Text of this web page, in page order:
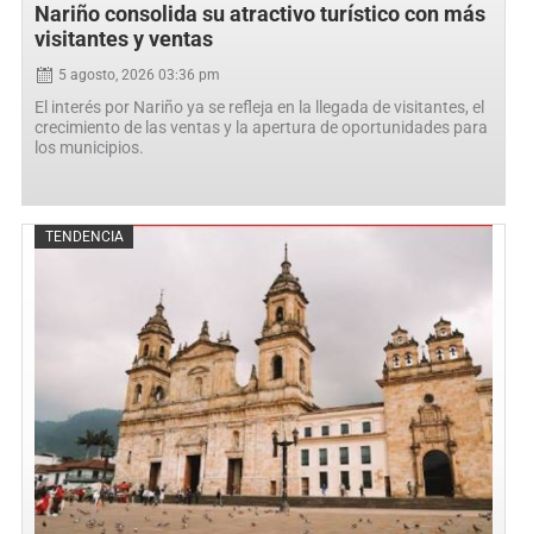
Nariño consolida su atractivo turístico con más
visitantes y ventas
5 agosto, 2026 03:36 pm
El interés por Nariño ya se refleja en la llegada de visitantes, el
crecimiento de las ventas y la apertura de oportunidades para
los municipios.
TENDENCIA
Posted